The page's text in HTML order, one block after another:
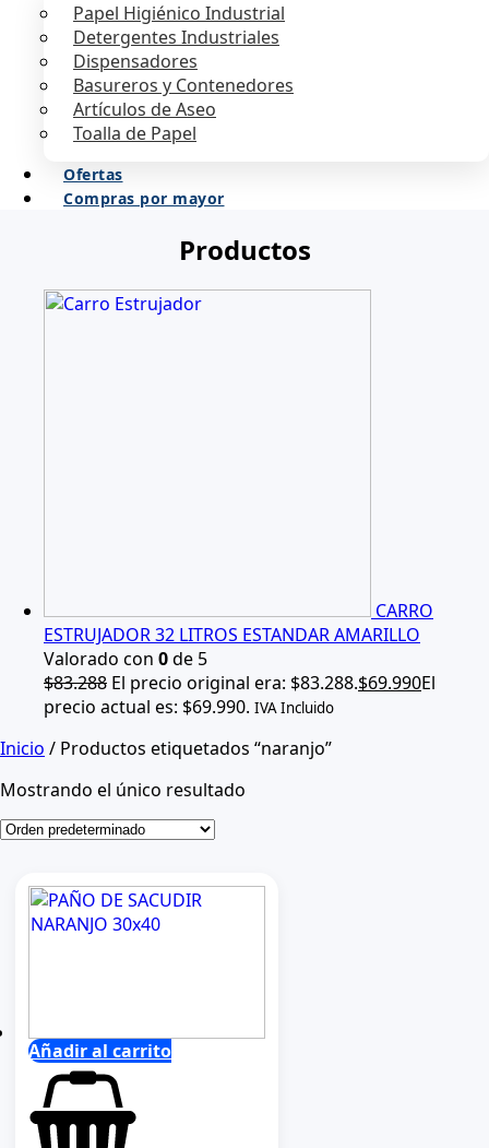
Papel Higiénico Industrial
Detergentes Industriales
Dispensadores
Basureros y Contenedores
Artículos de Aseo
Toalla de Papel
Ofertas
Compras por mayor
Productos
CARRO
ESTRUJADOR 32 LITROS ESTANDAR AMARILLO
Valorado con 0de 5
$83.288 El precio original era: $83.288.$69.990El
precio actual es: $69.990. IVA Incluido
Inicio / Productos etiquetados “naranjo”
Mostrando el único resultado
Añadir al carrito